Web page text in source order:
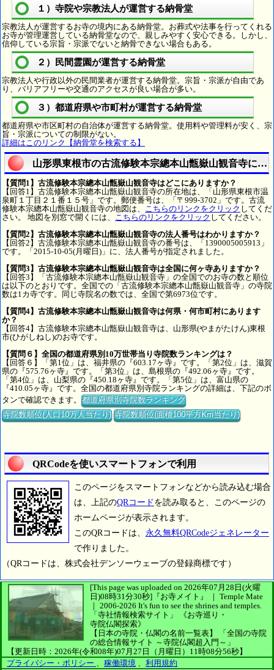
１）寺院や宗教法人が運営する納骨堂
宗教法人が運営するお寺の境内にある納骨堂。お葬式や法事を行ってくれる
お寺が管理運営している納骨堂なので、親しみやすく安心できる。しかし、
信仰している宗旨・宗派でないと納骨できない場合もある。
２）民間霊園が運営する納骨堂
宗教法人や行政以外の民間業者が運営する納骨堂。宗旨・宗派が自由であ
り、バリアフリーや交通のアクセスが良い場合が多い。
３）都道府県や市町村が運営する納骨堂
都道府県や市区町村の自治体が運営する納骨堂。使用料や管理料が安く、宗
旨・宗派についての制限がない。
詳細はこのリンク【納骨堂を検索する】
山形県東根市の古流修験本宗總本山甑嶽山観音寺につ
【質問1】古流修験本宗總本山甑嶽山観音寺はどこにありますか？
【回答1】古流修験本宗總本山甑嶽山観音寺の所在地は、「山形県東根市温
泉町１丁目２１番１５号」です。郵便番号は、「〒999-3702」です。古流
修験本宗總本山甑嶽山観音寺の地図は、 こちらのリンクをクリック してくだ
さい。 地図を別窓で開くには、 こちらのリンクをクリック してください。
【質問2】古流修験本宗總本山甑嶽山観音寺の法人番号はわかりますか？
【回答2】古流修験本宗總本山甑嶽山観音寺の番号は、「1390005005913」
です。「2015-10-05(月曜日)」に、法人番号が指定されました。
【質問3】古流修験本宗總本山甑嶽山観音寺は全国に何ヶ寺ありますか？
【回答3】「古流修験本宗總本山甑嶽山観音寺」の全国でのお寺の数と順位
は以下のとおりです。全国での「古流修験本宗總本山甑嶽山観音寺」の寺院
数は1カ寺です。同じ寺院名の数では、全国で第6973位です。
【質問4】古流修験本宗總本山甑嶽山観音寺は何県・何市町村にあります
か？
【回答4】古流修験本宗總本山甑嶽山観音寺は、山形県(やまがたけん)東根
市(ひがしねし)のお寺です。
【質問６】全国の都道府県別10万世帯当り寺院数ランキングは？
【回答６】「第1位」は、福井県の『603.17ヶ寺』です。「第2位」は、滋賀
県の『575.76ヶ寺』です。「第3位」は、島根県の『492.06ヶ寺』です。
「第4位」は、山梨県の『450.18ヶ寺』です。「第5位」は、富山県の
『410.05ヶ寺』です。全国の都道府県別寺院ランキングの詳細は、下記のボ
タンで確認できます。都道府県別寺院数ランキング
寺院数順位(人口10万人当たり) 寺院数順位(面積100平方Km当たり)
QRCodeを使いスマートフォンで利用
このページをスマートフォンなどから読み込む場合
は、上記のQRコード を読み取ると、このページの
ホームページが表示されます。
このQRコードは、 永久無料QRCodeジェネレーター
で作りました。
（QRコードは、株式会社デンソーウェーブの登録商標です）
[This page was uploaded on 2026年07月28日(火曜
日)08時31分30秒] 『お寺メイト』 ｜ Temple Mate
｜ 2006-2026 It's fun to see the shrines and temples.
「寺社情報検索サイト」
《お寺巡り・
寺院仏閣探索》
【日本の寺院・仏閣の名前一覧表】
「全国の寺院
の総合情報サイト ～寺院仏閣超入門～」
【更新日時：2026年(令和08年)07月27日（月曜日）11時08分56秒】
プライバシー・ポリシー 、 稼働環境 、 利用規約